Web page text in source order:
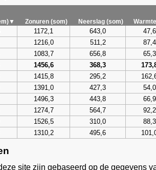
Zonuren (som) Neerslag (som)
1172,1 643,0 47,6
1216,0 511,2 87,4
1083,7 656,8 65,3
1456,6 368,3
1415,8 295,2
1391,0 427,3 54,0
1496,3 443,8 66,9
1274,7 564,7 92,2
1526,5 310,0 88,3
1310,2 495,6
site zijn gebaseerd op de gegevens